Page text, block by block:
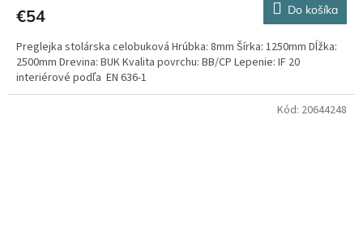
€54 Do košíka
Preglejka stolárska celobuková Hrúbka: 8mm Šírka: 1250mm Dĺžka:
2500mm Drevina: BUK Kvalita povrchu: BB/CP Lepenie: IF 20
interiérové podľa EN 636-1
Kód: 20644248